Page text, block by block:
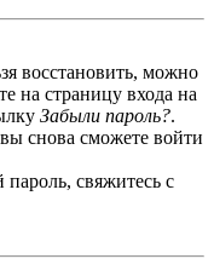
восстановить, можно
на страницу входа на
Забыли пароль?.
снова сможете войти
свяжитесь с